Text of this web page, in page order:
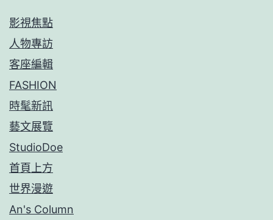
影視焦點
人物專訪
客座編輯
FASHION
時髦新訊
藝文展覽
StudioDoe
首頁上方
世界漫遊
An's Column